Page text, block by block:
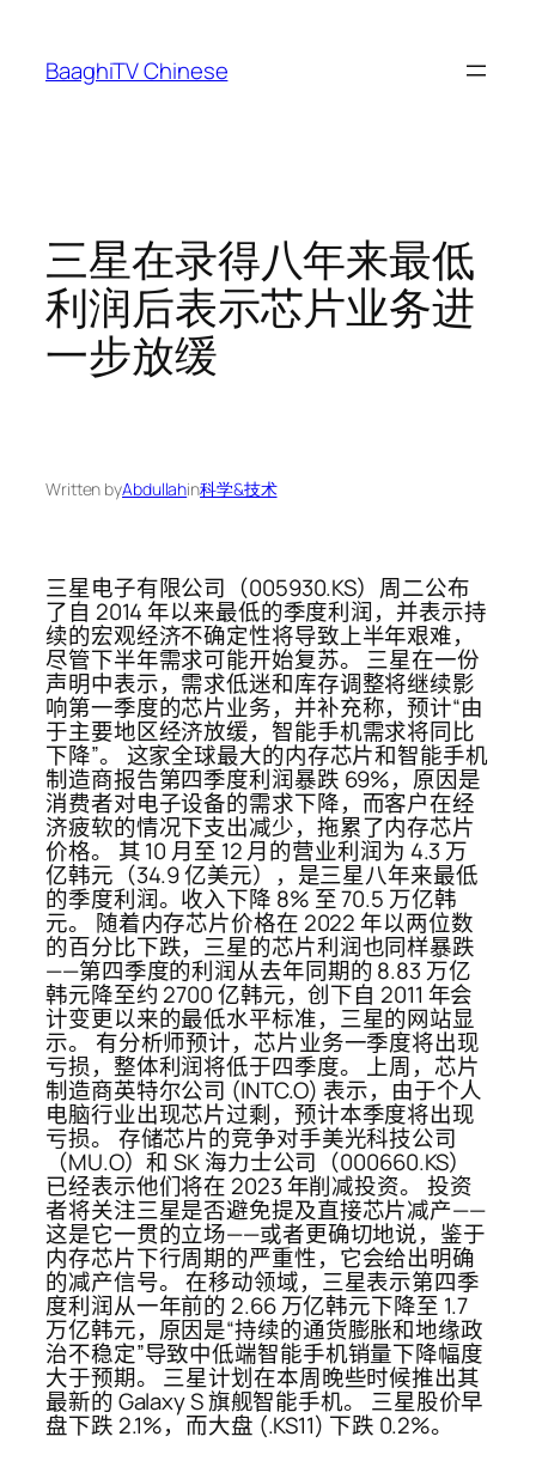
content
BaaghiTV Chinese
三星在录得八年来最低
利润后表示芯片业务进
一步放缓
Written byAbdullahin科学&技术
三星电子有限公司（005930.KS）周二公布
了自 2014 年以来最低的季度利润，并表示持
续的宏观经济不确定性将导致上半年艰难，
尽管下半年需求可能开始复苏。 三星在一份
声明中表示，需求低迷和库存调整将继续影
响第一季度的芯片业务，并补充称，预计“由
于主要地区经济放缓，智能手机需求将同比
下降”。 这家全球最大的内存芯片和智能手机
制造商报告第四季度利润暴跌 69%，原因是
消费者对电子设备的需求下降，而客户在经
济疲软的情况下支出减少，拖累了内存芯片
价格。 其 10 月至 12 月的营业利润为 4.3 万
亿韩元（34.9 亿美元），是三星八年来最低
的季度利润。收入下降 8% 至 70.5 万亿韩
元。 随着内存芯片价格在 2022 年以两位数
的百分比下跌，三星的芯片利润也同样暴跌
——第四季度的利润从去年同期的 8.83 万亿
韩元降至约 2700 亿韩元，创下自 2011 年会
计变更以来的最低水平标准，三星的网站显
示。 有分析师预计，芯片业务一季度将出现
亏损，整体利润将低于四季度。 上周，芯片
制造商英特尔公司 (INTC.O) 表示，由于个人
电脑行业出现芯片过剩，预计本季度将出现
亏损。 存储芯片的竞争对手美光科技公司
（MU.O）和 SK 海力士公司（000660.KS）
已经表示他们将在 2023 年削减投资。 投资
者将关注三星是否避免提及直接芯片减产——
这是它一贯的立场——或者更确切地说，鉴于
内存芯片下行周期的严重性，它会给出明确
的减产信号。 在移动领域，三星表示第四季
度利润从一年前的 2.66 万亿韩元下降至 1.7
万亿韩元，原因是“持续的通货膨胀和地缘政
治不稳定”导致中低端智能手机销量下降幅度
大于预期。 三星计划在本周晚些时候推出其
最新的 Galaxy S 旗舰智能手机。 三星股价早
盘下跌 2.1%，而大盘 (.KS11) 下跌 0.2%。